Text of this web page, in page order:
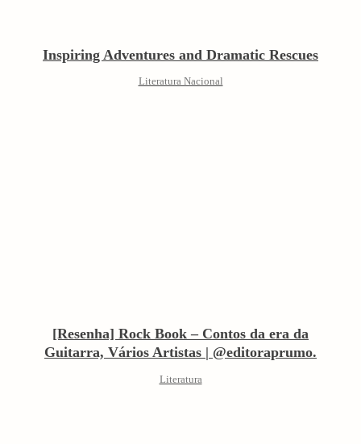
Inspiring Adventures and Dramatic Rescues
Literatura Nacional
[Resenha] Rock Book – Contos da era da
Guitarra, Vários Artistas | @editoraprumo.
Literatura